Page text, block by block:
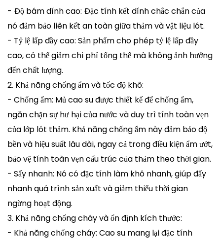
- Độ bám dính cao: Đặc tính kết dính chắc chắn của
nó đảm bảo liên kết an toàn giữa thảm và vật liệu lót.
- Tỷ lệ lấp đầy cao: Sản phẩm cho phép tỷ lệ lấp đầy
cao, có thể giảm chi phí tổng thể mà không ảnh hưởng
đến chất lượng.
2. Khả năng chống ẩm và tốc độ khô:
- Chống ẩm: Mủ cao su được thiết kế để chống ẩm,
ngăn chặn sự hư hại của nước và duy trì tính toàn vẹn
của lớp lót thảm. Khả năng chống ẩm này đảm bảo độ
bền và hiệu suất lâu dài, ngay cả trong điều kiện ẩm ướt,
bảo vệ tính toàn vẹn cấu trúc của thảm theo thời gian.
- Sấy nhanh: Nó có đặc tính làm khô nhanh, giúp đẩy
nhanh quá trình sản xuất và giảm thiểu thời gian
ngừng hoạt động.
3. Khả năng chống cháy và ổn định kích thước:
- Khả năng chống cháy: Cao su mang lại đặc tính